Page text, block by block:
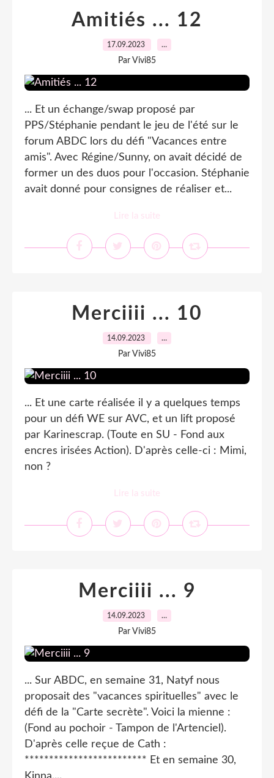
Amitiés ... 12
17.09.2023 …
Par Vivi85
... Et un échange/swap proposé par
PPS/Stéphanie pendant le jeu de l'été sur le
forum ABDC lors du défi "Vacances entre
amis". Avec Régine/Sunny, on avait décidé de
former un des duos pour l'occasion. Stéphanie
avait donné pour consignes de réaliser et...
Lire la suite
Merciiii ... 10
14.09.2023 …
Par Vivi85
... Et une carte réalisée il y a quelques temps
pour un défi WE sur AVC, et un lift proposé
par Karinescrap. (Toute en SU - Fond aux
encres irisées Action). D'après celle-ci : Mimi,
non ?
Lire la suite
Merciiii ... 9
14.09.2023 …
Par Vivi85
... Sur ABDC, en semaine 31, Natyf nous
proposait des "vacances spirituelles" avec le
défi de la "Carte secrète". Voici la mienne :
(Fond au pochoir - Tampon de l'Artenciel).
D'après celle reçue de Cath :
************************* Et en semaine 30,